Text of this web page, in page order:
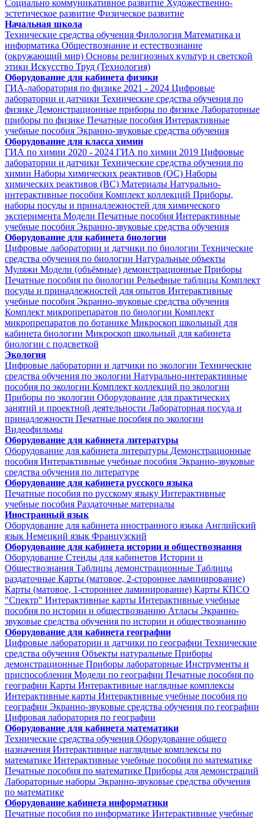
Социально коммуникативное развитие Художественно-
эстетическое развитие Физическое развитие
Начальная школа
Технические средства обучения Филология Математика и
информатика Обществознание и естествознание
(окружающий мир) Основы религиозных культур и светской
этики Искусство Труд (Технология)
Оборудование для кабинета физики
ГИА-лаборатория по физике 2021 - 2024 Цифровые
лаборатории и датчики Технические средства обучения по
физике Демонстрационные приборы по физике Лабораторные
приборы по физике Печатные пособия Интерактивные
учебные пособия Экранно-звуковые средства обучения
Оборудование для класса химии
ГИА по химии 2020 - 2024 ГИА по химии 2019 Цифровые
лаборатории и датчики Технические средства обучения по
химии Наборы химических реактивов (ОС) Наборы
химических реактивов (ВС) Материалы Натурально-
интерактивные пособия Комплект коллекций Приборы,
наборы посуды и принадлежностей для химического
эксперимента Модели Печатные пособия Интерактивные
учебные пособия Экранно-звуковые средства обучения
Оборудование для кабинета биологии
Цифровые лаборатории и датчики по биологии Технические
средства обучения по биологии Натуральные объекты
Муляжи Модели (объёмные) демонстрационные Приборы
Печатные пособия по биологии Рельефные таблицы Комплект
посуды и принадлежностей для опытов Интерактивные
учебные пособия Экранно-звуковые средства обучения
Комплект микропрепаратов по биологии Комплект
микропрепаратов по ботанике Микроскоп школьный для
кабинета биологии Микроскоп школьный для кабинета
биологии с подсветкой
Экология
Цифровые лаборатории и датчики по экологии Технические
средства обучения по экологии Натурально-интерактивные
пособия по экологии Комплект коллекций по экологии
Приборы по экологии Оборудование для практических
занятий и проектной деятельности Лабораторная посуда и
принадлежности Печатные пособия по экологии
Видеофильмы
Оборудование для кабинета литературы
Оборудование для кабинета литературы Демонстрационные
пособия Интерактивные учебные пособия Экранно-звуковые
средства обучения по литературе
Оборудование для кабинета русского языка
Печатные пособия по русскому языку Интерактивные
учебные пособия Раздаточные материалы
Иностранный язык
Оборудование для кабинета иностранного языка Английский
язык Немецкий язык Французский
Оборудование для кабинета истории и обществознания
Оборудование Стенды для кабинетов Истории и
Обществознания Таблицы демонстрационные Таблицы
раздаточные Карты (матовое, 2-стороннее ламинирование)
Карты (матовое, 1-стороннее ламинирование) Карты КПСО
"Спектр" Интерактивные карты Интерактивные учебные
пособия по истории и обществознанию Атласы Экранно-
звуковые средства обучения по истории и обществознанию
Оборудование для кабинета географии
Цифровые лаборатории и датчики по географии Технические
средства обучения Объекты натуральные Приборы
демонстрационные Приборы лабораторные Инструменты и
приспособления Модели по географии Печатные пособия по
географии Карты Интерактивные наглядные комплексы
Интерактивные карты Интерактивные учебные пособия по
географии Экранно-звуковые средства обучения по географии
Цифровая лаборатория по географии
Оборудование для кабинета математики
Технические средства обучения Оборудование общего
назначения Интерактивные наглядные комплексы по
математике Интерактивные учебные пособия по математике
Печатные пособия по математике Приборы для демонстраций
Лабораторные наборы Экранно-звуковые средства обучения
по математике
Оборудование кабинета информатики
Печатные пособия по информатике Интерактивные учебные